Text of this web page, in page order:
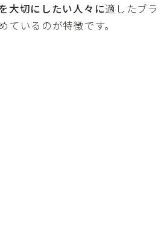
大切にしたい人々に適したブラ
ているのが特徴です。